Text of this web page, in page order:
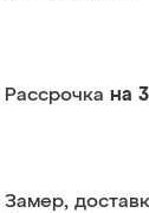
Рассрочка на
Замер,